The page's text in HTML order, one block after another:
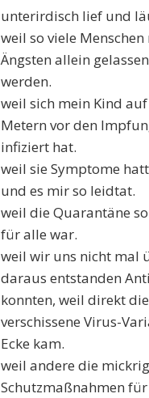
unterirdisch lief und
weil so viele
Ängsten allein
werden.
weil sich mein Kind
Metern vor den
infiziert hat.
weil sie Symptome
und es mir so leidtat.
weil die Quarantäne
für alle war.
weil wir uns nicht mal
daraus entstanden
konnten, weil direkt
verschissene Virus-
Ecke kam.
weil andere die
Schutzmaßnahmen